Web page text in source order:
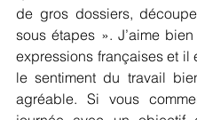
de gros dossiers,
sous étapes ». J’aime
expressions françaises et il
le sentiment du travail
agréable. Si vous